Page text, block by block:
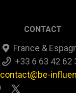
CONTACT
France &
+33 6 63 42 62
contact@be-